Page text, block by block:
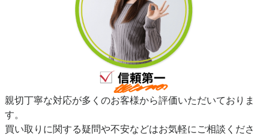
親切丁寧な対応が多くのお客様から評価いただいておりま
す。
買い取りに関する疑問や不安などはお気軽にご相談くださ